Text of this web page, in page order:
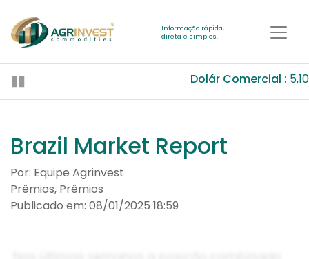
Informação rápida,
direta e simples.
Dolár Comercial : 5,10
Brazil Market Report
Por: Equipe Agrinvest
Prêmios, Prêmios
Publicado em: 08/01/2025 18:59